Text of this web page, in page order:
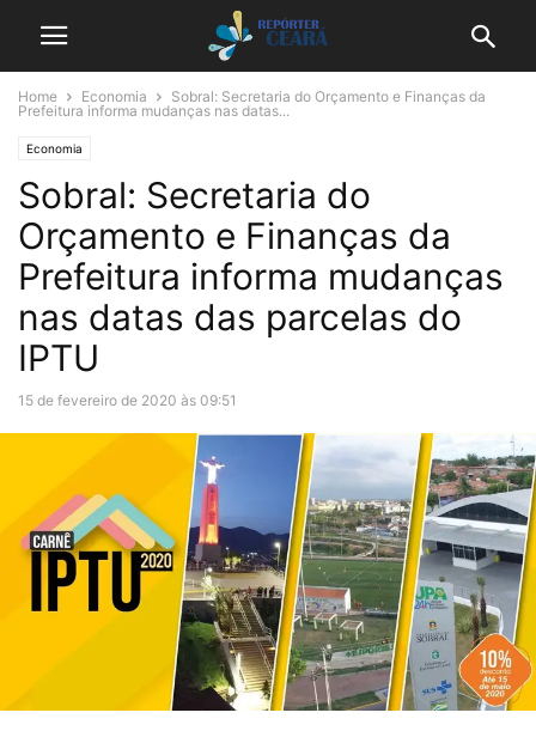
Home Economia
Sobral: Secretaria do Orçamento e Finanças da
Prefeitura informa mudanças nas datas...
Economia
Sobral: Secretaria do
Orçamento e Finanças da
Prefeitura informa mudanças
nas datas das parcelas do
IPTU
15 de fevereiro de 2020 às 09:51